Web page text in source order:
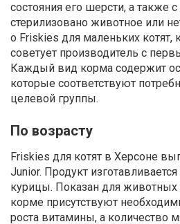
состояния его шерсти, а также с
стерилизовано животное или
о Friskies для маленьких котят,
советует производитель с
Каждый вид корма содержит
которые соответствуют
целевой группы.
По возрасту
Friskies для котят в Херсоне
Junior. Продукт
курицы. Показан для животных
корме присутствуют
роста витамины, а количество